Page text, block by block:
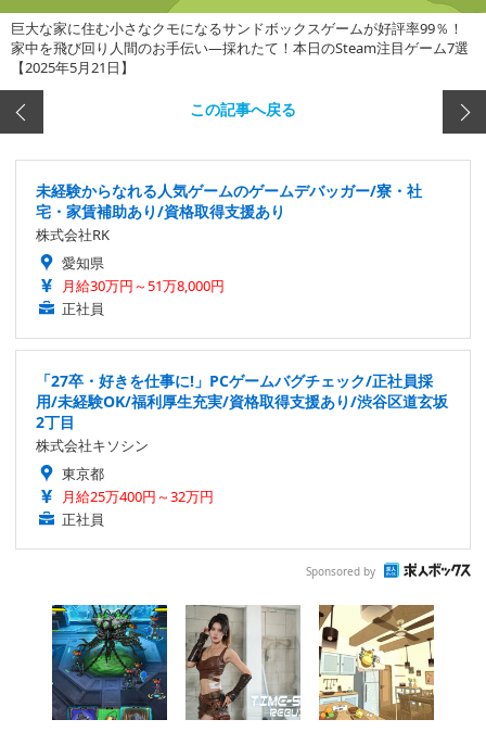
巨大な家に住む小さなクモになるサンドボックスゲームが好評率99％！
家中を飛び回り人間のお手伝い―採れたて！本日のSteam注目ゲーム7選
【2025年5月21日】
この記事へ戻る
未経験からなれる人気ゲームのゲームデバッガー/寮・社
宅・家賃補助あり/資格取得支援あり
株式会社RK
愛知県
月給30万円～51万8,000円
正社員
「27卒・好きを仕事に!」PCゲームバグチェック/正社員採
用/未経験OK/福利厚生充実/資格取得支援あり/渋谷区道玄坂
2丁目
株式会社キソシン
東京都
月給25万400円～32万円
正社員
Sponsored by